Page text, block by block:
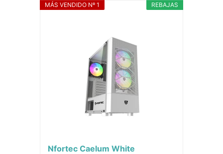
REBAJAS
MÁS VENDIDO Nº 1
Nfortec Caelum White